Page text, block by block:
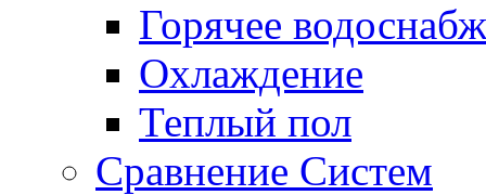
Горячее
Охлаждение
Теплый пол
Сравнение Систем